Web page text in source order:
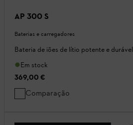
AP 300 S
Baterias e carregadores
Bateria de iões de lítio potente e durável
Em stock
369,00 €
Comparação